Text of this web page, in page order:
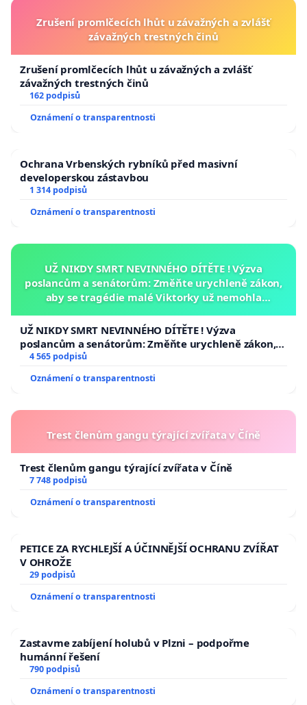
Zrušení promlčecích lhůt u závažných a zvlášť
závažných trestných činů
Zrušení promlčecích lhůt u závažných a zvlášť
závažných trestných činů
162 podpisů
Oznámení o transparentnosti
Ochrana Vrbenských rybníků před masivní
developerskou zástavbou
1 314 podpisů
Oznámení o transparentnosti
UŽ NIKDY SMRT NEVINNÉHO DÍTĚTE ! Výzva
poslancům a senátorům: Změňte urychleně zákon,
aby se tragédie malé Viktorky už nemohla
UŽ NIKDY SMRT NEVINNÉHO DÍTĚTE ! Výzva
poslancům a senátorům: Změňte urychleně zákon,
aby se tragédie malé Viktorky už nemohla opakovat!
4 565 podpisů
Oznámení o transparentnosti
Trest členům gangu týrající zvířata v Číně
Trest členům gangu týrající zvířata v Číně
7 748 podpisů
Oznámení o transparentnosti
PETICE ZA RYCHLEJŠÍ A ÚČINNĚJŠÍ OCHRANU ZVÍŘAT
V OHROŽE
29 podpisů
Oznámení o transparentnosti
Zastavme zabíjení holubů v Plzni – podpořme
humánní řešení
790 podpisů
Oznámení o transparentnosti